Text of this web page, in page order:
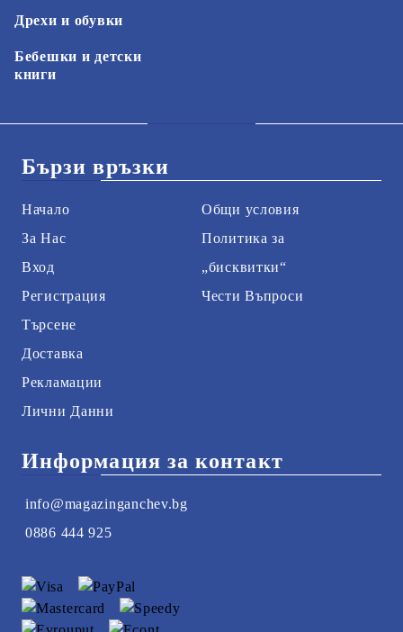
Дрехи и обувки
Бебешки и детски
книги
Бързи връзки
Начало
За Нас
Вход
Регистрация
Търсене
Доставка
Рекламации
Лични Данни
Общи условия
Политика за
„бисквитки“
Чести Въпроси
Информация за контакт
info@magazinganchev.bg
0886 444 925